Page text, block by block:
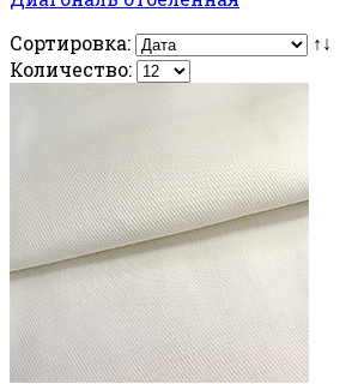
Сортировка:
↑↓
Количество: